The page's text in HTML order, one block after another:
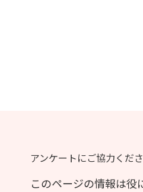
アンケートにご協力くだ
このページの情報は役